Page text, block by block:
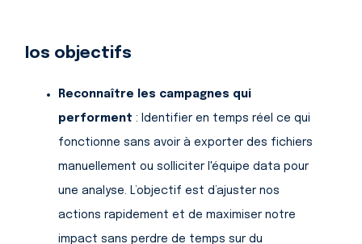
Nos objectifs
Reconnaître les campagnes qui
performent : Identifier en temps réel ce qui
fonctionne sans avoir à exporter des fichiers
manuellement ou solliciter l'équipe data pour
une analyse. L’objectif est d’ajuster nos
actions rapidement et de maximiser notre
impact sans perdre de temps sur du